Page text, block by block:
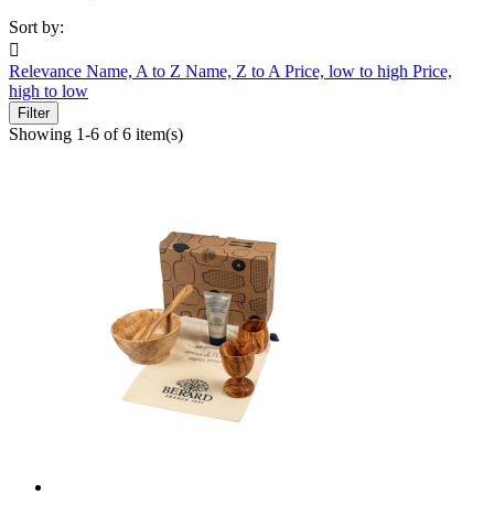
Sort by:

Relevance Name, A to Z Name, Z to A Price, low to high Price,
high to low
Filter
Showing 1-6 of 6 item(s)